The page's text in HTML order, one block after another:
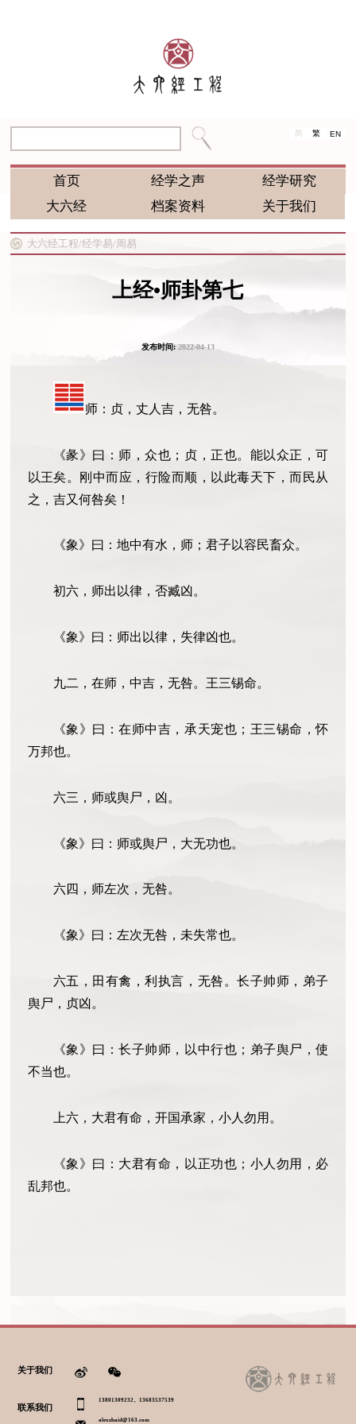
简 繁 EN
首页 经学之声
经学研究
大六经
档案资料 关于我们
大六经工程/经学易/ 周易
上经•师卦第七
发布时间:2022-04-13
师：贞，丈人吉，无咎。
《彖》曰：师，众也；贞，正也。能以众正，可
以王矣。刚中而应，行险而顺，以此毒天下，而民从
之，吉又何咎矣！
《象》曰：地中有水，师；君子以容民畜众。
初六，师出以律，否臧凶。
《象》曰：师出以律，失律凶也。
九二，在师，中吉，无咎。王三锡命。
《象》曰：在师中吉，承天宠也；王三锡命，怀
万邦也。
六三，师或舆尸，凶。
《象》曰：师或舆尸，大无功也。
六四，师左次，无咎。
《象》曰：左次无咎，未失常也。
六五，田有禽，利执言，无咎。长子帅师，弟子
舆尸，贞凶。
《象》曰：长子帅师，以中行也；弟子舆尸，使
不当也。
上六，大君有命，开国承家，小人勿用。
《象》曰：大君有命，以正功也；小人勿用，必
乱邦也。
关于我们
联系我们
13801309232、13683537539
alexzhaid@163.com